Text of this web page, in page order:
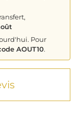
Pour
AOUT10.